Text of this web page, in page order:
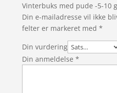
Vinterbuks med pude -5-10
Din e-mailadresse vil ikke
felter er markeret med *
Din vurdering
Din anmeldelse *